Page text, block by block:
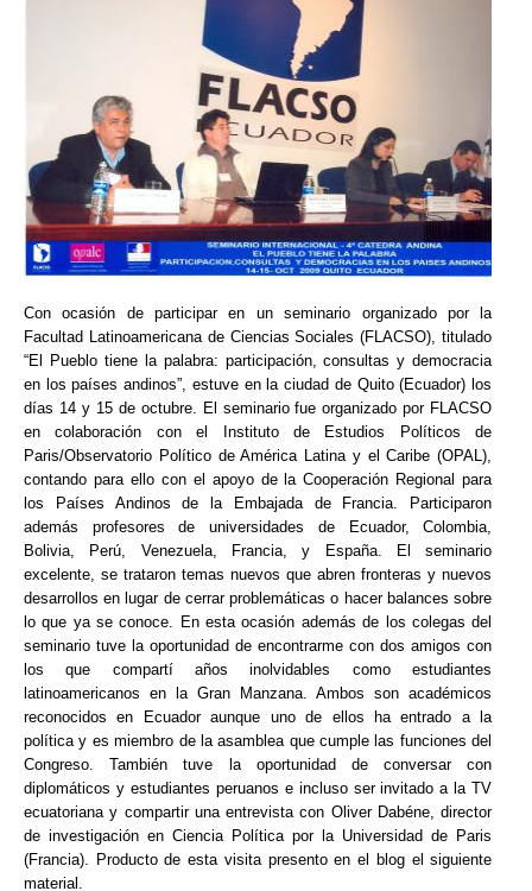
Con ocasión de participar en un seminario organizado por la
Facultad Latinoamericana de Ciencias Sociales (FLACSO), titulado
“El Pueblo tiene la palabra: participación, consultas y democracia
en los países andinos”, estuve en la ciudad de Quito (Ecuador) los
días 14 y 15 de octubre. El seminario fue organizado por FLACSO
en colaboración con el Instituto de Estudios Políticos de
Paris/Observatorio Político de América Latina y el Caribe (OPAL),
contando para ello con el apoyo de la Cooperación Regional para
los Países Andinos de la Embajada de Francia. Participaron
además profesores de universidades de Ecuador, Colombia,
Bolivia, Perú, Venezuela, Francia, y España. El seminario
excelente, se trataron temas nuevos que abren fronteras y nuevos
desarrollos en lugar de cerrar problemáticas o hacer balances sobre
lo que ya se conoce. En esta ocasión además de los colegas del
seminario tuve la oportunidad de encontrarme con dos amigos con
los que compartí años inolvidables como estudiantes
latinoamericanos en la Gran Manzana. Ambos son académicos
reconocidos en Ecuador aunque uno de ellos ha entrado a la
política y es miembro de la asamblea que cumple las funciones del
Congreso. También tuve la oportunidad de conversar con
diplomáticos y estudiantes peruanos e incluso ser invitado a la TV
ecuatoriana y compartir una entrevista con Oliver Dabéne, director
de investigación en Ciencia Política por la Universidad de Paris
(Francia). Producto de esta visita presento en el blog el siguiente
material.